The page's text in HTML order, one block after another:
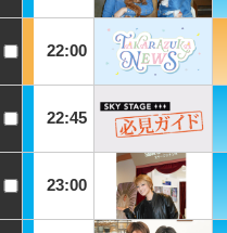
22:00
22:45
23:00